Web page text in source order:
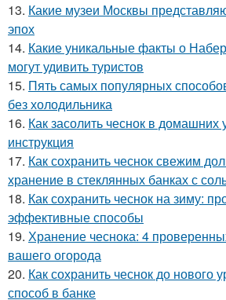
13. Какие музеи Москвы
эпох
14. Какие уникальные факты о
могут удивить туристов
15. Пять самых популярных
без холодильника
16. Как засолить чеснок в домашних
инструкция
17. Как сохранить чеснок свежим
хранение в стеклянных банках с
18. Как сохранить чеснок на зиму:
эффективные способы
19. Хранение чеснока: 4
вашего огорода
20. Как сохранить чеснок до нового
способ в банке